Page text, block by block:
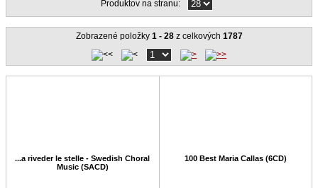
Produktov na stranu:
Zobrazené položky 1 - 28z celkových 1787
...a riveder le stelle - Swedish Choral
Music (SACD)
100 Best Maria Callas (6CD)